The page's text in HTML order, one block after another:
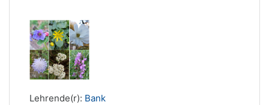
Lehrende(r): Bank